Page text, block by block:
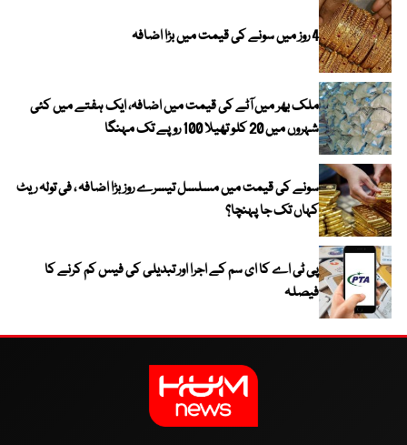
4 روز میں سونے کی قیمت میں بڑا اضافہ
ملک بھر میں آٹے کی قیمت میں اضافہ، ایک ہفتے میں کئی
شہروں میں 20 کلو تھیلا 100 روپے تک مہنگا
سونے کی قیمت میں مسلسل تیسرے روز بڑا اضافہ ، فی تولہ ریٹ
کہاں تک جا پہنچا؟
پی ٹی اے کا ای سم کے اجرا اور تبدیلی کی فیس کم کرنے کا
فیصلہ